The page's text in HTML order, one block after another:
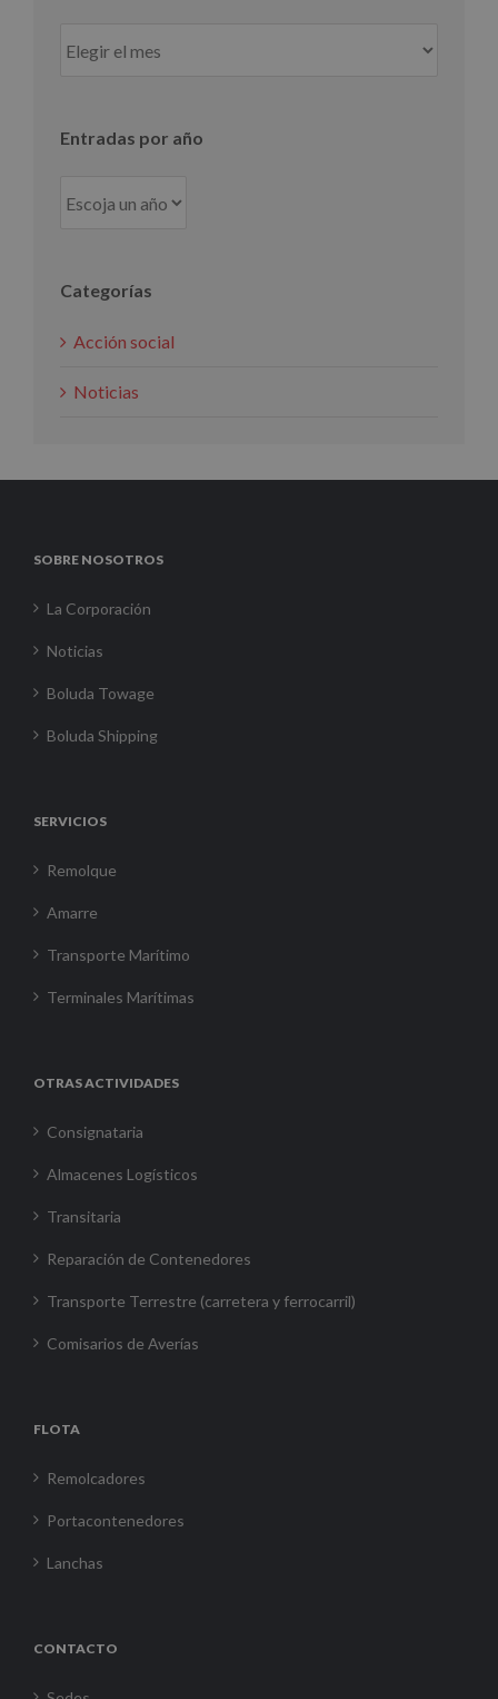
por
Entradas por año
Categorías
Acción social
Noticias
SOBRE NOSOTROS
La Corporación
Noticias
Boluda Towage
Boluda Shipping
SERVICIOS
Remolque
Amarre
Transporte Marítimo
Terminales Marítimas
OTRAS ACTIVIDADES
Consignataria
Almacenes Logísticos
Transitaria
Reparación de Contenedores
Transporte Terrestre (carretera y ferrocarril)
Comisarios de Averías
FLOTA
Remolcadores
Portacontenedores
Lanchas
CONTACTO